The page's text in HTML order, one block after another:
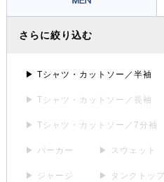
さらに絞り込む
▶ Tシャツ・カットソー／半袖
▶ Tシャツ・カットソー／長袖
▶ Tシャツ・カットソー／7分袖
▶ パーカー ▶ スウェット
▶ ジャージ ▶ タンクトップ